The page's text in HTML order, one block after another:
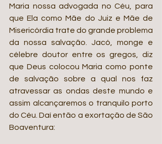
Maria nossa advogada no Céu, para
que Ela como Mãe do Juiz e Mãe de
Misericórdia trate do grande problema
da nossa salvação. Jacó, monge e
célebre doutor entre os gregos, diz
que Deus colocou Maria como ponte
de salvação sobre a qual nos faz
atravessar as ondas deste mundo e
assim alcançaremos o tranquilo porto
do Céu. Daí então a exortação de São
Boaventura: